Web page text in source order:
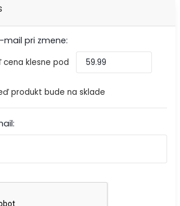
pri zmene:
cena klesne pod
produkt bude na sklade